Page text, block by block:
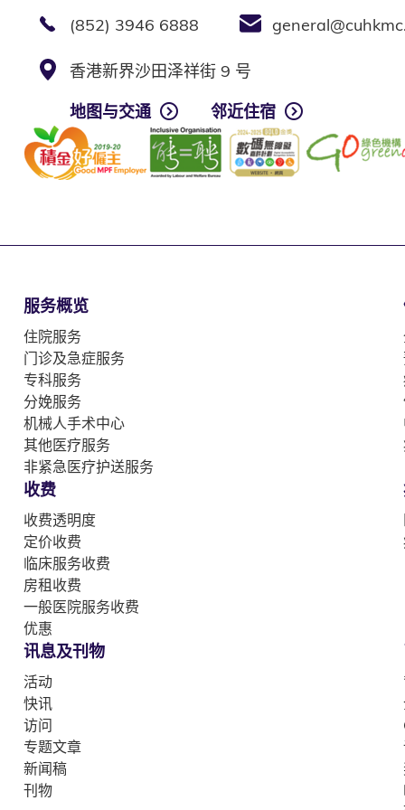
(852) 3946 6888
香港新界沙田泽祥街 9 号
地图与交通
邻近住宿
服务概览
住院服务
门诊及急症服务
专科服务
分娩服务
机械人手术中心
其他医疗服务
非紧急医疗护送服务
收费
收费透明度
定价收费
临床服务收费
房租收费
一般医院服务收费
优惠
讯息及刊物
活动
快讯
访问
专题文章
新闻稿
刊物